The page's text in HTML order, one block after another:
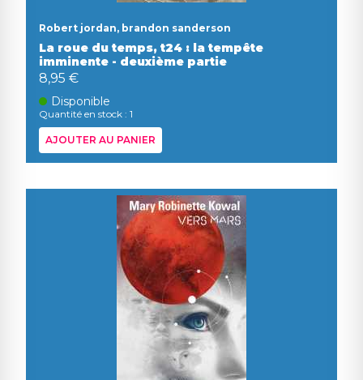
Robert jordan, brandon sanderson
La roue du temps, t24 : la tempête
imminente - deuxième partie
8,95 €
Disponible
Quantité en stock : 1
AJOUTER AU PANIER